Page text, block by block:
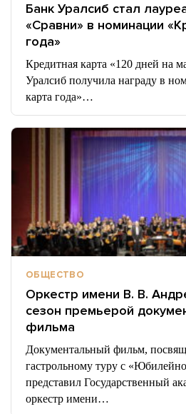
Банк Уралсиб стал
«Сравни» в номинации
года»
Кредитная карта «120 дней на
Уралсиб получила награду в
карта года»…
ОБЩЕСТВО
Оркестр имени В. В.
сезон премьерой
фильма
Документальный фильм,
гастрольному туру с
представил Государственный
оркестр имени…